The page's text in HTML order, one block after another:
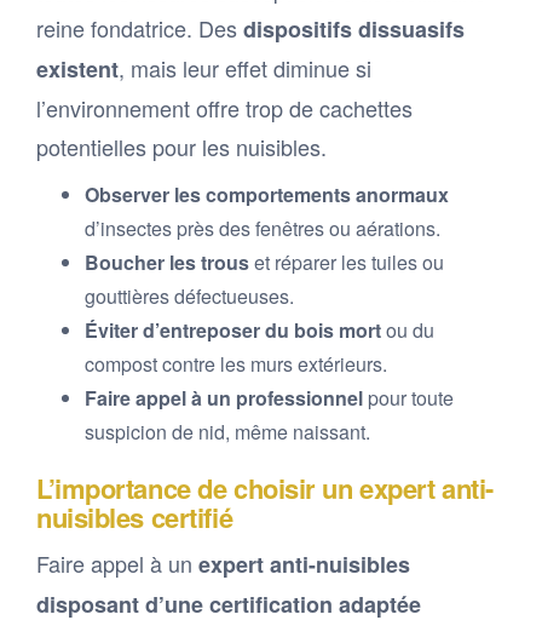
reine fondatrice. Desdispositifs dissuasifs
existent, mais leur effet diminue si
l’environnement offre trop de cachettes
potentielles pour les nuisibles.
Observer les comportements anormaux
d’insectes près des fenêtres ou aérations.
Boucher les trouset réparer les tuiles ou
gouttières défectueuses.
Éviter d’entreposer du bois mortou du
compost contre les murs extérieurs.
Faire appel à un professionnel pour toute
suspicion de nid, même naissant.
L’importance de choisir un expert anti-
nuisibles certifié
Faire appel à un expert anti-nuisibles
disposant d’une certification adaptée